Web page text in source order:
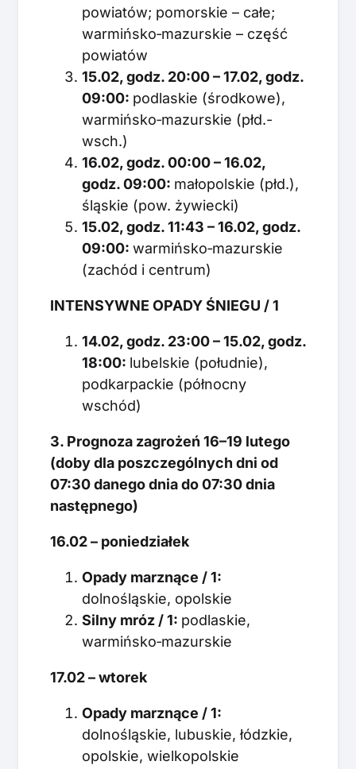
powiatów; pomorskie – całe;
warmińsko‑mazurskie – część
powiatów
15.02, godz. 20:00 – 17.02, godz.
09:00: podlaskie (środkowe),
warmińsko‑mazurskie (płd.-
wsch.)
16.02, godz. 00:00 – 16.02,
godz. 09:00: małopolskie (płd.),
śląskie (pow. żywiecki)
15.02, godz. 11:43 – 16.02, godz.
09:00: warmińsko‑mazurskie
(zachód i centrum)
INTENSYWNE OPADY ŚNIEGU / 1
14.02, godz. 23:00 – 15.02, godz.
18:00: lubelskie (południe),
podkarpackie (północny
wschód)
3. Prognoza zagrożeń 16–19 lutego
(doby dla poszczególnych dni od
07:30 danego dnia do 07:30 dnia
następnego)
16.02 – poniedziałek
Opady marznące / 1:
dolnośląskie, opolskie
Silny mróz / 1: podlaskie,
warmińsko‑mazurskie
17.02 – wtorek
Opady marznące / 1:
dolnośląskie, lubuskie, łódzkie,
opolskie, wielkopolskie